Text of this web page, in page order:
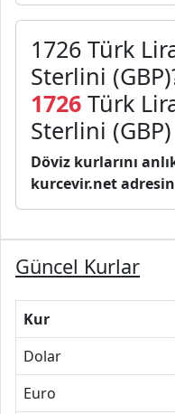
1726 Türk
Sterlini
1726 Türk
Sterlini (GBP)
Döviz kurlarını
kurcevir.net
Güncel Kurlar
Kur
Dolar
Euro